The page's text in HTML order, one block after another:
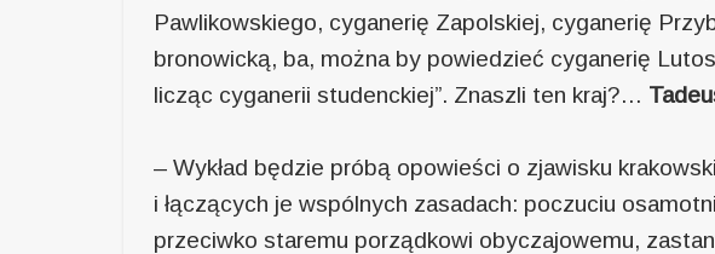
Pawlikowskiego, cyganerię Zapolskiej, cyganerię
bronowicką, ba, można by powiedzieć cyganerię
licząc cyganerii studenckiej”. Znaszli ten kraj?…
– Wykład będzie próbą opowieści o zjawisku
i łączących je wspólnych zasadach: poczuciu
przeciwko staremu porządkowi obyczajowemu,